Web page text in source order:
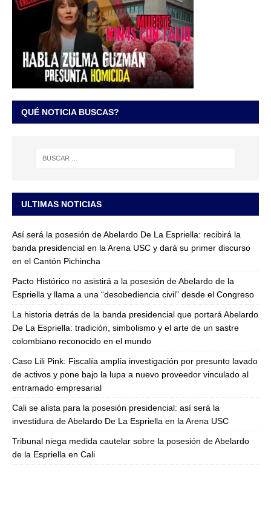
QUÉ NOTICIA BUSCAS?
ULTIMAS NOTICIAS
Así será la posesión de Abelardo De La Espriella: recibirá la
banda presidencial en la Arena USC y dará su primer discurso
en el Cantón Pichincha
Pacto Histórico no asistirá a la posesión de Abelardo de la
Espriella y llama a una “desobediencia civil” desde el Congreso
La historia detrás de la banda presidencial que portará Abelardo
De La Espriella: tradición, simbolismo y el arte de un sastre
colombiano reconocido en el mundo
Caso Lili Pink: Fiscalía amplía investigación por presunto lavado
de activos y pone bajo la lupa a nuevo proveedor vinculado al
entramado empresarial
Cali se alista para la posesión presidencial: así será la
investidura de Abelardo De La Espriella en la Arena USC
Tribunal niega medida cautelar sobre la posesión de Abelardo
de la Espriella en Cali